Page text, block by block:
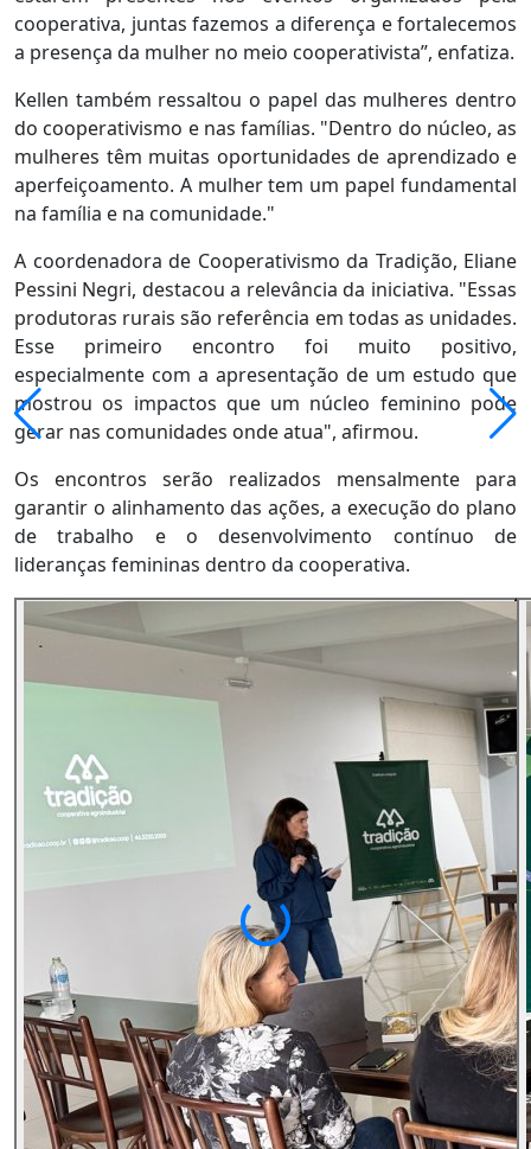
cooperativa, juntas fazemos a diferença e fortalecemos
a presença da mulher no meio cooperativista”, enfatiza.
Kellen também ressaltou o papel das mulheres dentro
do cooperativismo e nas famílias. "Dentro do núcleo, as
mulheres têm muitas oportunidades de aprendizado e
aperfeiçoamento. A mulher tem um papel fundamental
na família e na comunidade."
A coordenadora de Cooperativismo da Tradição, Eliane
Pessini Negri, destacou a relevância da iniciativa. "Essas
produtoras rurais são referência em todas as unidades.
Esse primeiro encontro foi muito positivo,
especialmente com a apresentação de um estudo que
mostrou os impactos que um núcleo feminino pode
gerar nas comunidades onde atua", afirmou.
Os encontros serão realizados mensalmente para
garantir o alinhamento das ações, a execução do plano
de trabalho e o desenvolvimento contínuo de
lideranças femininas dentro da cooperativa.